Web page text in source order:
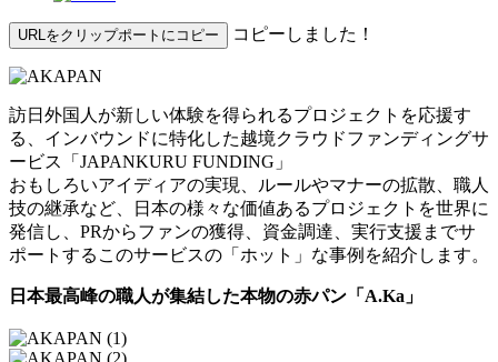
URLをクリップポートにコピー コピーしました！
訪日外国人が新しい体験を得られるプロジェクトを応援す
る、インバウンドに特化した越境クラウドファンディングサ
ービス「JAPANKURU FUNDING」
おもしろいアイディアの実現、ルールやマナーの拡散、職人
技の継承など、日本の様々な価値あるプロジェクトを世界に
発信し、PRからファンの獲得、資金調達、実行支援までサ
ポートするこのサービスの「ホット」な事例を紹介します。
日本最高峰の職人が集結した本物の赤パン「A.Ka」